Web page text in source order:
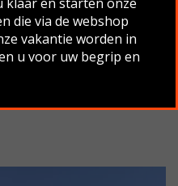
die via de webshop
vakantie worden in
u voor uw begrip en